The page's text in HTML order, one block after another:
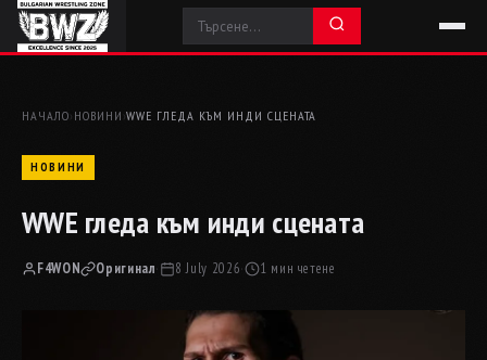
НАЧАЛО› НОВИНИ ›WWE ГЛЕДА КЪМ ИНДИ СЦЕНАТА
НОВИНИ
WWE гледа към инди сцената
F4WON Оригинал· 8 July 2026· 1 мин четене